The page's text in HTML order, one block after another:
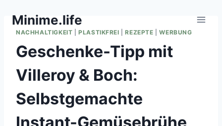
Inhalt
springen
Minime.life
NACHHALTIGKEIT |PLASTIKFREI |REZEPTE |WERBUNG
Geschenke-Tipp mit
Villeroy & Boch:
Selbstgemachte